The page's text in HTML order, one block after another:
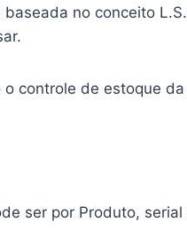
no conceito
controle de estoque
ser por Produto,